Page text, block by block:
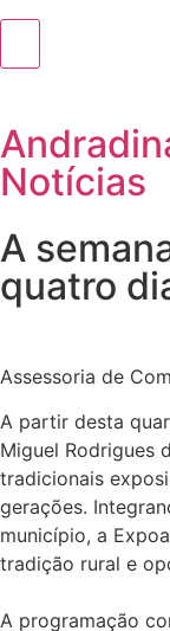
Notícias
A
quatro
Assessoria de
A partir desta
Miguel Rodrigues
tradicionais
gerações.
município, a
tradição rural e
A programação